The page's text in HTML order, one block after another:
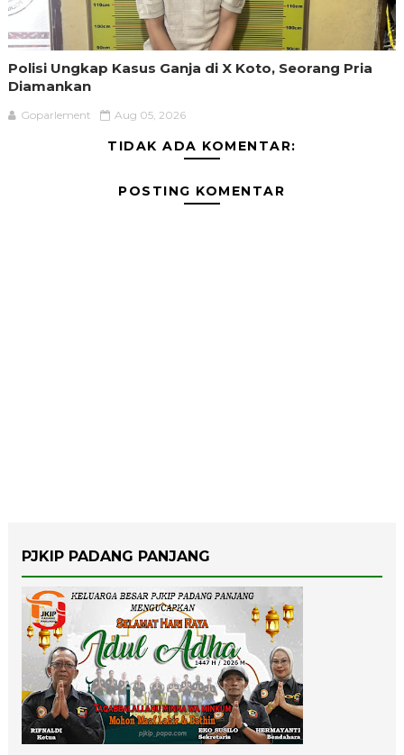
Polisi Ungkap Kasus Ganja di X Koto, Seorang Pria
Diamankan
Goparlement Aug 05, 2026
TIDAK ADA KOMENTAR:
POSTING KOMENTAR
PJKIP PADANG PANJANG